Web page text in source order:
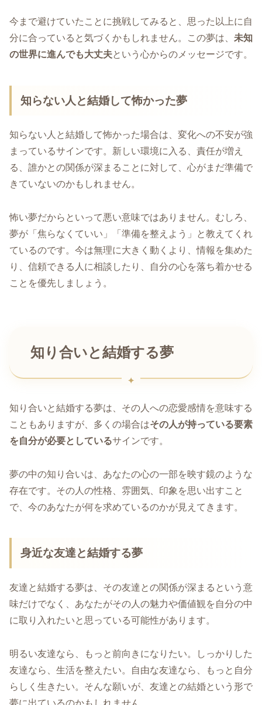
今まで避けていたことに挑戦してみると、思った以上に自
分に合っていると気づくかもしれません。この夢は、 未知
の世界に進んでも大丈夫という心からのメッセージです。
知らない人と結婚して怖かった夢
知らない人と結婚して怖かった場合は、変化への不安が強
まっているサインです。新しい環境に入る、責任が増え
る、誰かとの関係が深まることに対して、心がまだ準備で
きていないのかもしれません。
怖い夢だからといって悪い意味ではありません。むしろ、
夢が「焦らなくていい」「準備を整えよう」と教えてくれ
ているのです。今は無理に大きく動くより、情報を集めた
り、信頼できる人に相談したり、自分の心を落ち着かせる
ことを優先しましょう。
知り合いと結婚する夢
知り合いと結婚する夢は、その人への恋愛感情を意味する
こともありますが、多くの場合はその人が持っている要素
を自分が必要としているサインです。
夢の中の知り合いは、あなたの心の一部を映す鏡のような
存在です。その人の性格、雰囲気、印象を思い出すこと
で、今のあなたが何を求めているのかが見えてきます。
身近な友達と結婚する夢
友達と結婚する夢は、その友達との関係が深まるという意
味だけでなく、あなたがその人の魅力や価値観を自分の中
に取り入れたいと思っている可能性があります。
明るい友達なら、もっと前向きになりたい。しっかりした
友達なら、生活を整えたい。自由な友達なら、もっと自分
らしく生きたい。そんな願いが、友達との結婚という形で
夢に出ているのかもしれません。